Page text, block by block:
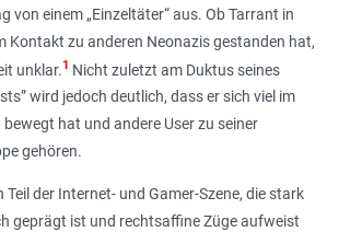
von einem „Einzeltäter“ aus. Ob Tarrant in
Kontakt zu anderen Neonazis gestanden hat,
unklar.1 Nicht zuletzt am Duktus seines
wird jedoch deutlich, dass er sich viel im
hat und andere User zu seiner
gehören.
Teil der Internet- und Gamer-Szene, die stark
geprägt ist und rechtsaffine Züge aufweist